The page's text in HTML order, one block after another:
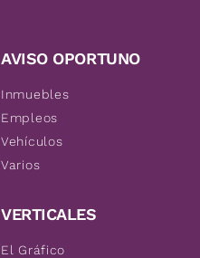
AVISO OPORTUNO
Inmuebles
Empleos
Vehículos
Varios
VERTICALES
El Gráfico